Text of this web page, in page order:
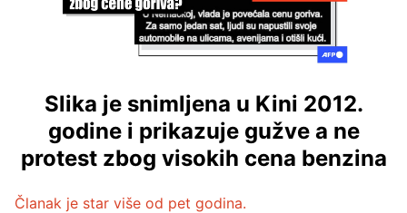
Slika je snimljena u Kini 2012.
godine i prikazuje gužve a ne
protest zbog visokih cena benzina
Članak je star više od pet godina.